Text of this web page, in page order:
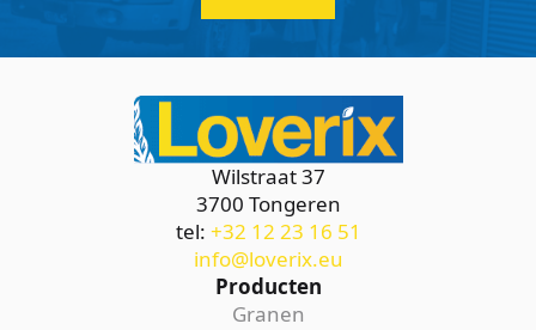
Wilstraat 37
3700 Tongeren
tel: +32 12 23 16 51
info@loverix.eu
Producten
Granen